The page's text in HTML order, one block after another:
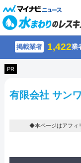
掲載業者 1,422業
PR
有限会社 サン
◆本ページはアフィ